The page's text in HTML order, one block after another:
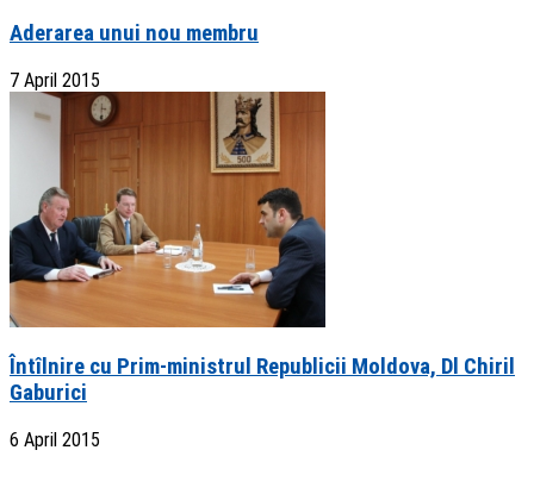
Aderarea unui nou membru
7 April 2015
Întîlnire cu Prim-ministrul Republicii Moldova, Dl Chiril
Gaburici
6 April 2015